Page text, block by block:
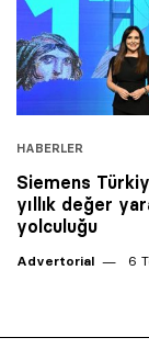
HABERLER
Siemens
yıllık değer
yolculuğu
Advertorial 6